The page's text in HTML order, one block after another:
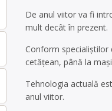
De anul viitor va fi
mult decât în prezent.
Conform specialiștilor
cetățean, până la
Tehnologia actuală
anul viitor.